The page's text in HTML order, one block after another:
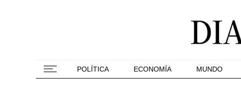
POLÍTICA ECONOMÍA MUNDO